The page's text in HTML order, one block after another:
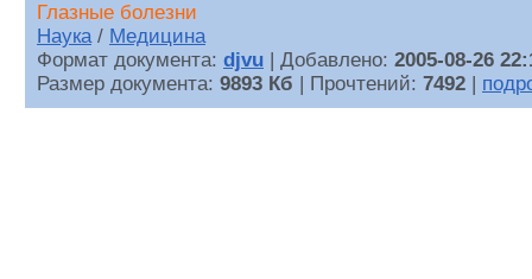
Глазные болезни
Наука/ Медицина
Формат документа: djvu | Добавлено: 2005-08-26
Размер документа: 9893 Кб | Прочтений: 7492